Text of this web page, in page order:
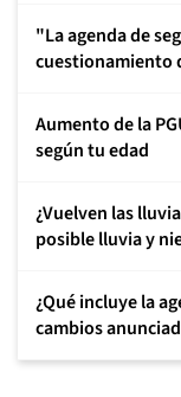
"La agenda de
cuestionamiento
Aumento de la
según tu edad
¿Vuelven las
posible lluvia y
¿Qué incluye la
cambios